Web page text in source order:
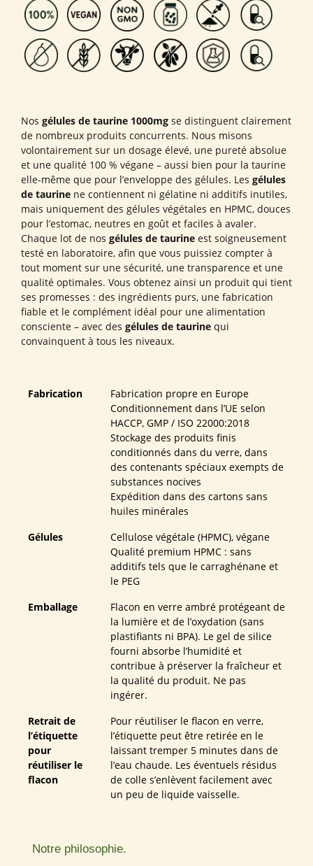
Nos gélules de taurine 1000mg se distinguent clairement
de nombreux produits concurrents. Nous misons
volontairement sur un dosage élevé, une pureté absolue
et une qualité 100 % végane – aussi bien pour la taurine
elle-même que pour l’enveloppe des gélules. Les gélules
de taurine ne contiennent ni gélatine ni additifs inutiles,
mais uniquement des gélules végétales en HPMC, douces
pour l’estomac, neutres en goût et faciles à avaler.
Chaque lot de nos gélules de taurine est soigneusement
testé en laboratoire, afin que vous puissiez compter à
tout moment sur une sécurité, une transparence et une
qualité optimales. Vous obtenez ainsi un produit qui tient
ses promesses : des ingrédients purs, une fabrication
fiable et le complément idéal pour une alimentation
consciente – avec des gélules de taurine qui
convainquent à tous les niveaux.
Fabrication
Fabrication propre en Europe
Conditionnement dans l’UE selon
HACCP, GMP / ISO 22000:2018
Stockage des produits finis
conditionnés dans du verre, dans
des contenants spéciaux exempts de
substances nocives
Expédition dans des cartons sans
huiles minérales
Gélules
Cellulose végétale (HPMC), végane
Qualité premium HPMC : sans
additifs tels que le carraghénane et
le PEG
Emballage
Flacon en verre ambré protégeant de
la lumière et de l’oxydation (sans
plastifiants ni BPA). Le gel de silice
fourni absorbe l’humidité et
contribue à préserver la fraîcheur et
la qualité du produit. Ne pas
ingérer.
Retrait de
l’étiquette
pour
réutiliser le
flacon
Pour réutiliser le flacon en verre,
l’étiquette peut être retirée en le
laissant tremper 5 minutes dans de
l’eau chaude. Les éventuels résidus
de colle s’enlèvent facilement avec
un peu de liquide vaisselle.
Notre philosophie.